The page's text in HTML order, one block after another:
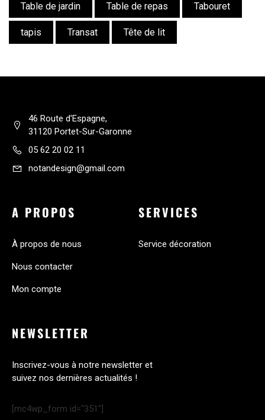
Table de jardin Table de repas Tabouret
tapis Transat Tête de lit
46 Route d'Espagne,
31120 Portet-Sur-Garonne
05 62 20 02 11
notandesign@gmail.com
A PROPOS
À propos de nous
Nous contacter
Mon compte
SERVICES
Service décoration
NEWSLETTER
Inscrivez-vous à notre newsletter et
suivez nos dernières actualités !
[mc4wp_form id="351"]